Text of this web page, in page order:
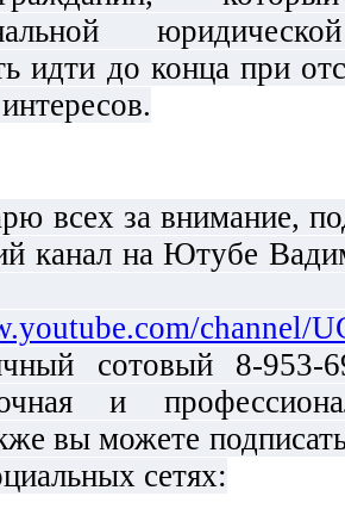
идти до конца при
всех за внимание,
канал на Ютубе
channel/
сотовый 8-953-
и
вы можете
сетях: